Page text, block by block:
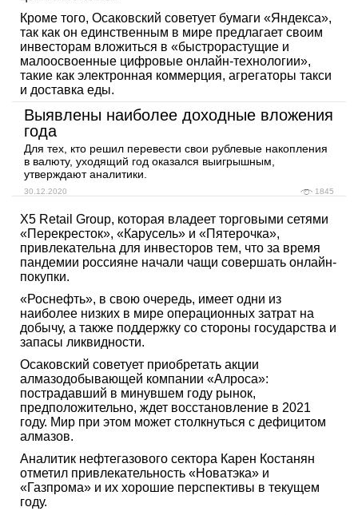
Кроме того, Осаковский советует бумаги «Яндекса»,
так как он единственным в мире предлагает своим
инвесторам вложиться в «быстрорастущие и
малоосвоенные цифровые онлайн-технологии»,
такие как электронная коммерция, агрегаторы такси
и доставка еды.
Выявлены наиболее доходные вложения
года
Для тех, кто решил перевести свои рублевые накопления
в валюту, уходящий год оказался выигрышным,
утверждают аналитики.
30.12.2020 1845
X5 Retail Group, которая владеет торговыми сетями
«Перекресток», «Карусель» и «Пятерочка»,
привлекательна для инвесторов тем, что за время
пандемии россияне начали чащи совершать онлайн-
покупки.
«Роснефть», в свою очередь, имеет одни из
наиболее низких в мире операционных затрат на
добычу, а также поддержку со стороны государства и
запасы ликвидности.
Осаковский советует приобретать акции
алмазодобывающей компании «Алроса»:
пострадавший в минувшем году рынок,
предположительно, ждет восстановление в 2021
году. Мир при этом может столкнуться с дефицитом
алмазов.
Аналитик нефтегазового сектора Карен Костанян
отметил привлекательность «Новатэка» и
«Газпрома» и их хорошие перспективы в текущем
году.